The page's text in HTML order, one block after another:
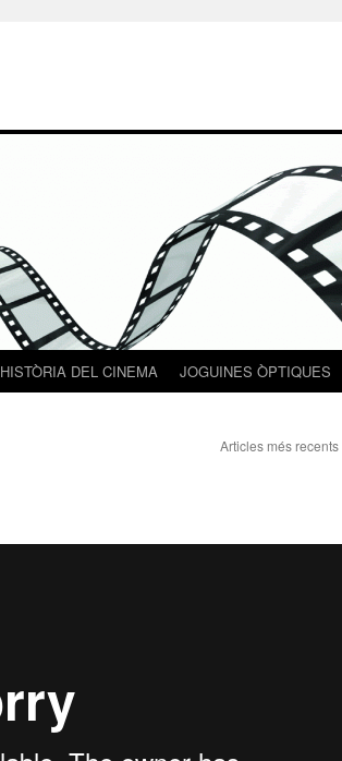
HISTÒRIA DEL CINEMA JOGUINES ÒPTIQUES
Articles més recents